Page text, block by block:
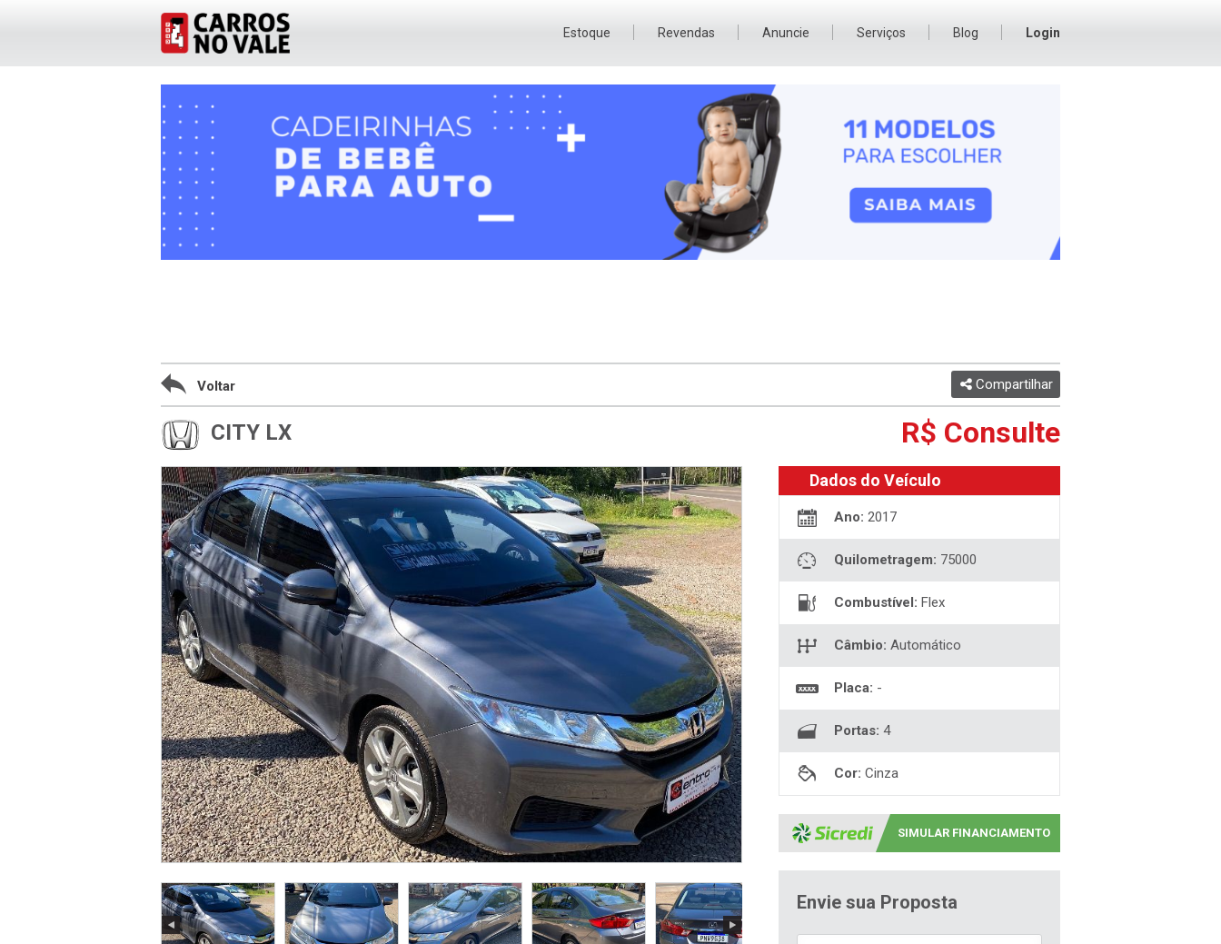
Estoque Revendas Anuncie Serviços Blog Login
Voltar
CITY LX
Dados do Veículo
Ano: 2017
Quilometragem: 75000
Combustível: Flex
Câmbio: Automático
Placa: -
Portas: 4
Cor: Cinza
R$ Consulte
Compartilhar
SIMULAR FINANCIAMENTO
Envie sua Proposta